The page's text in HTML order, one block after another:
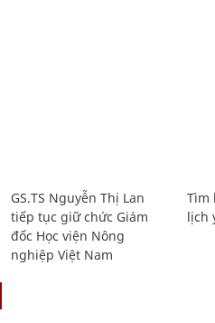
GS.TS Nguyễn Thị Lan
tiếp tục giữ chức Giám
đốc Học viện Nông
nghiệp Việt Nam
Tìm
lịch